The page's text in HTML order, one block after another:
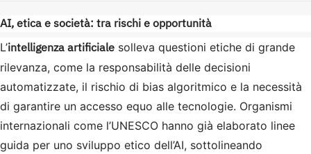
AI, etica e società: tra rischi e opportunità
L’intelligenza artificiale solleva questioni etiche di grande
rilevanza, come la responsabilità delle decisioni
automatizzate, il rischio di bias algoritmico e la necessità
di garantire un accesso equo alle tecnologie. Organismi
internazionali come l’UNESCO hanno già elaborato linee
guida per uno sviluppo etico dell’AI, sottolineando